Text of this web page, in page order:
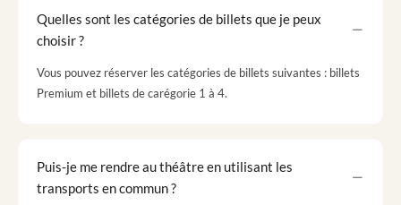
Quelles sont les catégories de billets que je peux
choisir ?
Vous pouvez réserver les catégories de billets suivantes : billets
Premium et billets de carégorie 1 à 4.
Puis-je me rendre au théâtre en utilisant les
transports en commun ?